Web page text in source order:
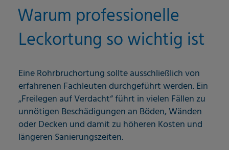
Warum professionelle
Leckortung so wichtig ist
Eine Rohrbruchortung sollte ausschließlich von
erfahrenen Fachleuten durchgeführt werden. Ein
„Freilegen auf Verdacht“ führt in vielen Fällen zu
unnötigen Beschädigungen an Böden, Wänden
oder Decken und damit zu höheren Kosten und
längeren Sanierungszeiten.